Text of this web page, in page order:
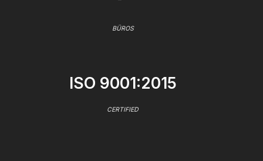
BÜROS
ISO 9001:2015
CERTIFIED